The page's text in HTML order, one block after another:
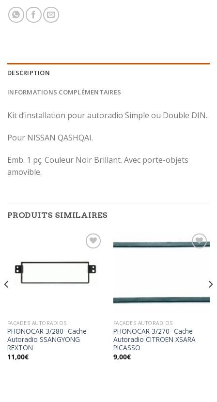
DESCRIPTION
INFORMATIONS COMPLÉMENTAIRES
Kit d’installation pour autoradio Simple ou Double DIN.
Pour NISSAN QASHQAI.
Emb. 1 pç. Couleur Noir Brillant. Avec porte-objets
amovible.
PRODUITS SIMILAIRES
Ajouter
wishlist
FAÇADES AUTORADIOS
PHONOCAR 3/280- Cache
Autoradio SSANGYONG
REXTON
11,00€
FAÇADES AUTORADIOS
PHONOCAR 3/270- Cache
Autoradio CITROEN XSARA
PICASSO
9,00€